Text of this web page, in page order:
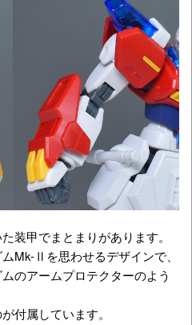
装甲でまとまりがあります。
Mk-Ⅱを思わせるデザインで、
のアームプロテクターのよう
付属しています。